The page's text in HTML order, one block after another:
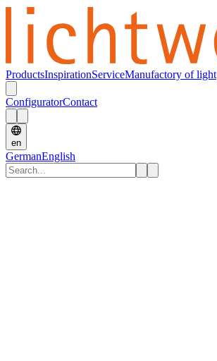
ProductsInspirationServiceManufactory of light
ConfiguratorContact
en
GermanEnglish